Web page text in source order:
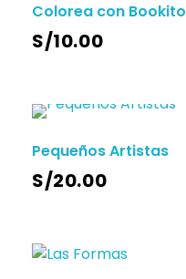
Colorea con Bookito
S/10.00
Pequeños Artistas
S/20.00